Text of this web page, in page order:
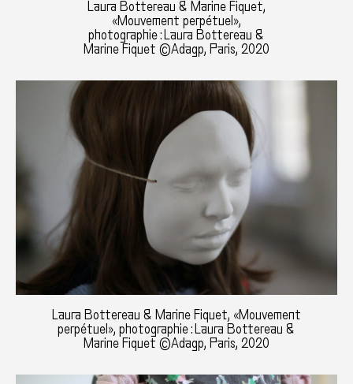
Laura Bottereau & Marine Fiquet,
«Mouvement perpétuel»,
photographie : Laura Bottereau &
Marine Fiquet ©Adagp, Paris, 2020
Laura Bottereau & Marine Fiquet, «Mouvement
perpétuel», photographie : Laura Bottereau &
Marine Fiquet ©Adagp, Paris, 2020